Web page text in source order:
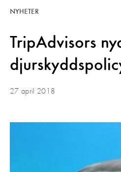
TripAdvisors
NYHETER
27 april 2018